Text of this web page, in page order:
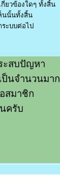
ยวข้องใดๆ ทั้งสิ้น
นนั้นทั้งสิ้น
ระบบต่อไป
ะสบปัญหา
ป็นจำนวนมาก
สมาชิก
ครับ